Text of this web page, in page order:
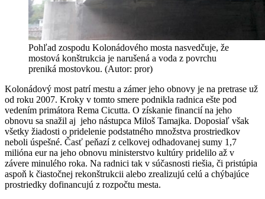
Pohľad zospodu Kolonádového mosta nasvedčuje, že
mostová konštrukcia je narušená a voda z povrchu
preniká mostovkou. (Autor: pror)
Kolonádový most patrí mestu a zámer jeho obnovy je na pretrase už
od roku 2007. Kroky v tomto smere podnikla radnica ešte pod
vedením primátora Rema Cicutta. O získanie financií na jeho
obnovu sa snažil aj jeho nástupca Miloš Tamajka. Doposiaľ však
všetky žiadosti o pridelenie podstatného množstva prostriedkov
neboli úspešné. Časť peňazí z celkovej odhadovanej sumy 1,7
milióna eur na jeho obnovu ministerstvo kultúry pridelilo až v
závere minulého roka. Na radnici tak v súčasnosti riešia, či pristúpia
aspoň k čiastočnej rekonštrukcii alebo zrealizujú celú a chýbajúce
prostriedky dofinancujú z rozpočtu mesta.